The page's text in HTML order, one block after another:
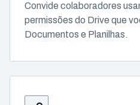
Convide colaboradores
permissões do Drive que
Documentos e Planilhas.